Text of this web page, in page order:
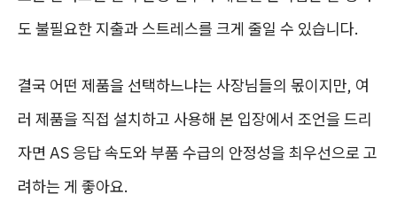
도 불필요한 지출과 스트레스를 크게 줄일 수 있습니다.
결국 어떤 제품을 선택하느냐는 사장님들의 몫이지만, 여
러 제품을 직접 설치하고 사용해 본 입장에서 조언을 드리
자면 AS 응답 속도와 부품 수급의 안정성을 최우선으로 고
려하는 게 좋아요.